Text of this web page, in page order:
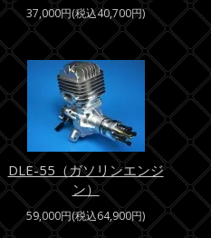
37,000円(税込40,700円)
DLE-55（ガソリンエンジ
ン）
59,000円(税込64,900円)